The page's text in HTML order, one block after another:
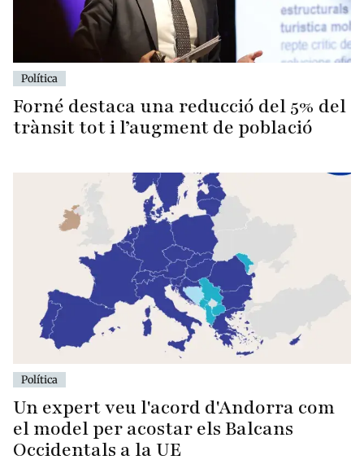
Política
Forné destaca una reducció del 5% del
trànsit tot i l’augment de població
Política
Un expert veu l'acord d'Andorra com
el model per acostar els Balcans
Occidentals a la UE